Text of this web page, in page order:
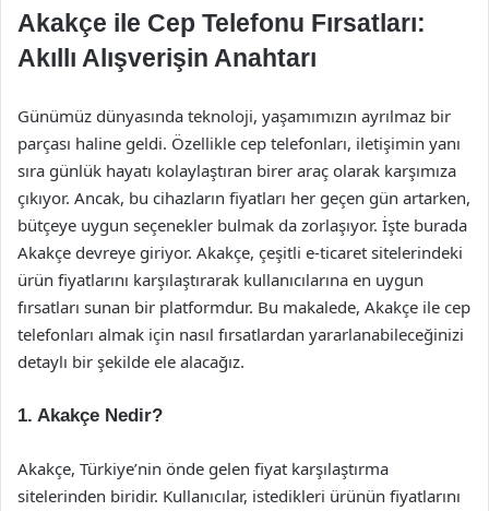
Akakçe ile Cep Telefonu Fırsatları:
Akıllı Alışverişin Anahtarı
Günümüz dünyasında teknoloji, yaşamımızın ayrılmaz bir
parçası haline geldi. Özellikle cep telefonları, iletişimin yanı
sıra günlük hayatı kolaylaştıran birer araç olarak karşımıza
çıkıyor. Ancak, bu cihazların fiyatları her geçen gün artarken,
bütçeye uygun seçenekler bulmak da zorlaşıyor. İşte burada
Akakçe devreye giriyor. Akakçe, çeşitli e-ticaret sitelerindeki
ürün fiyatlarını karşılaştırarak kullanıcılarına en uygun
fırsatları sunan bir platformdur. Bu makalede, Akakçe ile cep
telefonları almak için nasıl fırsatlardan yararlanabileceğinizi
detaylı bir şekilde ele alacağız.
1. Akakçe Nedir?
Akakçe, Türkiye’nin önde gelen fiyat karşılaştırma
sitelerinden biridir. Kullanıcılar, istedikleri ürünün fiyatlarını